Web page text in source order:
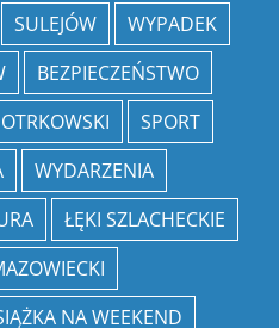
SULEJÓW
WYPADEK
BEZPIECZEŃSTWO
SPORT
WYDARZENIA
ŁĘKI SZLACHECKIE
NA WEEKEND